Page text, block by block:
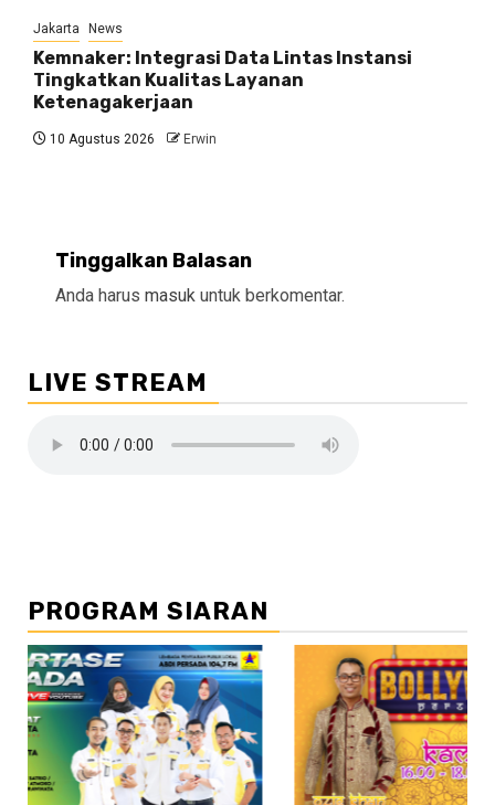
Jakarta News
Kemnaker: Integrasi Data Lintas Instansi
Tingkatkan Kualitas Layanan
Ketenagakerjaan
10 Agustus 2026 Erwin
Tinggalkan Balasan
Anda harus masuk untuk berkomentar.
LIVE STREAM
PROGRAM SIARAN
//2